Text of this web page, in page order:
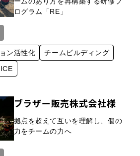
ログラム「RE」
ン活性化
チームビルディング
ブラザー販売株式会社様
拠点を超えて互いを理解し、個の
力をチームの力へ